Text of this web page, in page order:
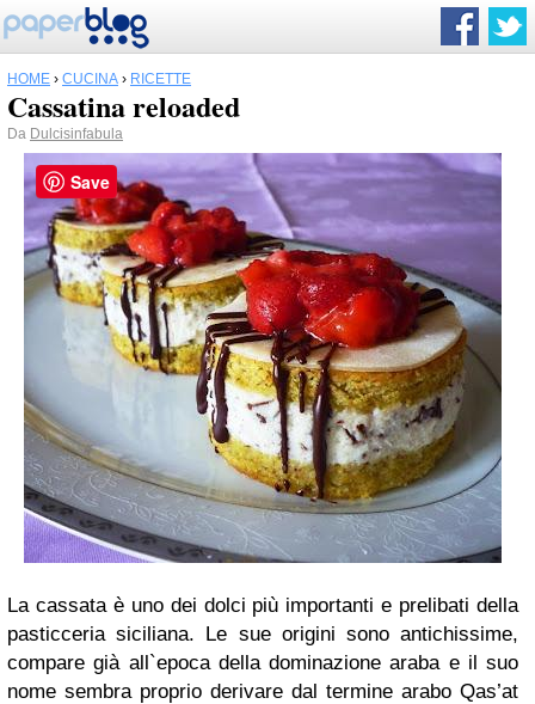
HOME › CUCINA › RICETTE
Cassatina reloaded
Da Dulcisinfabula
La cassata è uno dei dolci più importanti e prelibati della
pasticceria siciliana. Le sue origini sono antichissime,
compare già all`epoca della dominazione araba e il suo
nome sembra proprio derivare dal termine arabo Qas’at
Save